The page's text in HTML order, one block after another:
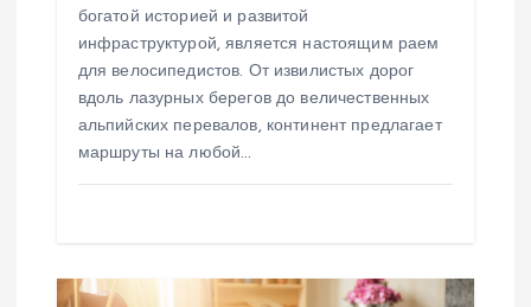
богатой историей и развитой
инфраструктурой, является настоящим раем
для велосипедистов. От извилистых дорог
вдоль лазурных берегов до величественных
альпийских перевалов, континент предлагает
маршруты на любой…